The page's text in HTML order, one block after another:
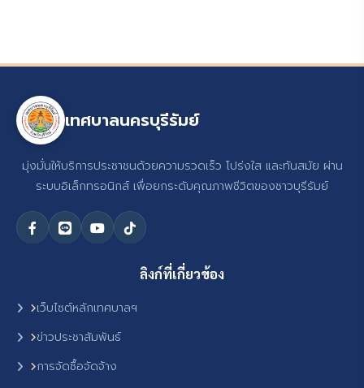
เทศบาลนครบุรีรัมย์
มุ่งมั่นให้บริการประชาชนด้วยความรวดเร็ว โปร่งใส และทันสมัย ผ่าน
ระบบอิเล็กทรอนิกส์ เพื่อยกระดับคุณภาพชีวิตของชาวบุรีรัมย์
ลิงก์ที่เกี่ยวข้อง
เว็บไซต์หลักเทศบาลฯ
ข่าวประชาสัมพันธ์
การจัดซื้อจัดจ้าง